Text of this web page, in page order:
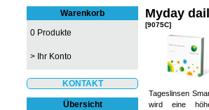
Warenkorb
0 Produkte
> Ihr Konto
KONTAKT
Übersicht
Myday
[9075C]
Tageslinsen
wird eine